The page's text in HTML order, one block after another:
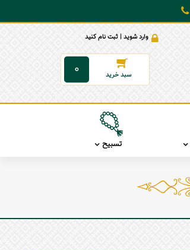
وارد شوید | ثبت نام کنید
0
تسبیح